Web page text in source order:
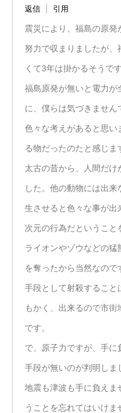
返信
引用
震災により、福島の原
努力で収まりましたが
くて3年は掛かるそうです
福島原発が無いと電力
に、僕らは気づきません
色々な考えがあると思い
る物だったのたと感じま
太古の昔から、人間だけ
した。他の動物には出
生させると色々な事が出
次元の行為だということ
ライオンやゾウなどの
を奪ったから当然なの
手段として射殺すること
もかく、出来るので市
です。
で、原子力ですが、手に
手段が無いのが判明しま
地震も津波も手に負えま
うことを忘れてはいけま